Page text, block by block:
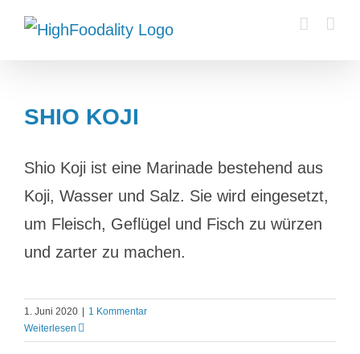
Zum
Inhalt
SHIO KOJI
Shio Koji ist eine Marinade bestehend aus
Koji, Wasser und Salz. Sie wird eingesetzt,
um Fleisch, Geflügel und Fisch zu würzen
und zarter zu machen.
1. Juni 2020
1 Kommentar
Weiterlesen